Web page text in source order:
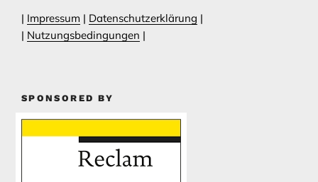
| Impressum | Datenschutzerklärung |
| Nutzungsbedingungen |
SPONSORED BY